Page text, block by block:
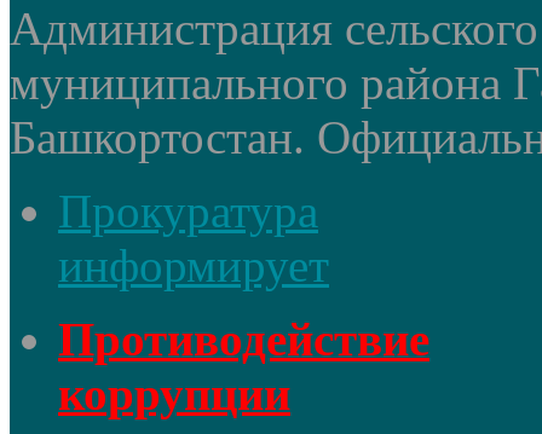
Администрация
муниципального района
Башкортостан.
Прокуратура
информирует
Противодействие
коррупции